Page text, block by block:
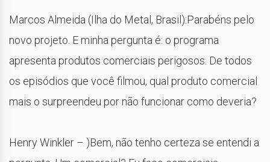
Marcos Almeida (Ilha do Metal, Brasil):Parabéns pelo
novo projeto. E minha pergunta é: o programa
apresenta produtos comerciais perigosos. De todos
os episódios que você filmou, qual produto comercial
mais o surpreendeu por não funcionar como deveria?
Henry Winkler – )Bem, não tenho certeza se entendi a